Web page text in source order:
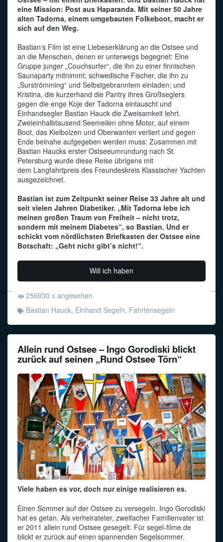
eine Mission: Post aus Haparanda. Mit seiner 50 Jahre
alten Tadorna, einem umgebauten Folkeboot, macht er
sich auf den Weg.
Bastian‘s Film ist eine Liebeserklärung an die Ostsee und
an die Menschen, denen er unterwegs begegnet: Eine
Gruppe junger „Couchsurfer“, die ihn zu einer finnischen
Saunaparty mitnimmt; schwedische Fischer, die ihn zu
„Surströmming“ und Selbstgebranntem einladen; und
Kristina, die kurzerhand die Pantry ihres Großseglers
gegen die enge Koje der Tadorna eintauscht und
Einhandsegler Bastian Hauck die Zweisamkeit lehrt.
Zweieinhalbtausend Seemeilen ohne Motor, auf einem
Boot, das Kielbolzen und Oberwanten verliert und gegen
Ende beinahe aufgegeben werden muss: Zusammen mit
Bastian Haucks erster Ostseeumrundung nach St.
Petersburg wurde diese Reise übrigens mit
dem Langfahrtpreis des Freundeskreis Klassischer Yachten
ausgezeichnet.
Bastian ist zum Zeitpunkt seiner Reise 33 Jahre alt und
seit vielen Jahren Diabetiker. „Mit Tadorna lebe ich
meinen großen Traum von Freiheit – nicht trotz,
sondern mit meinem Diabetes“, so Bastian. Und er
schickt vom nördlichsten Briefkasten der Ostsee eine
Botschaft: „Geht nicht gibt’s nicht!“.
Will ich haben
256930 x angesehen
Bastian Hauck, Einhand Segeln, Fahrtensegeln
Allein rund Ostsee – Ingo Gorodiski blickt
zurück auf seinen „Rund Ostsee Törn“
Viele haben es vor, doch nur einige realisieren es.
Einen Sommer auf der Ostsee zu versegeln. Ingo Gorodiski
hat es getan. Als verheirateter, zweifacher Familienvater ist
er 2011 allein rund Ostsee gesegelt. Für segel-filme.de
blickt er zurück auf einen spannenden Segelsommer.
Funkalphabet